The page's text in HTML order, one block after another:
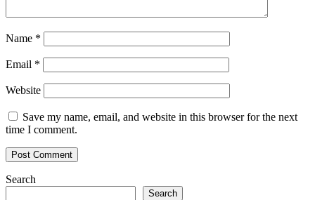
Name *
Email *
Website
Save my name, email, and website in this browser for the next
time I comment.
Search
Search